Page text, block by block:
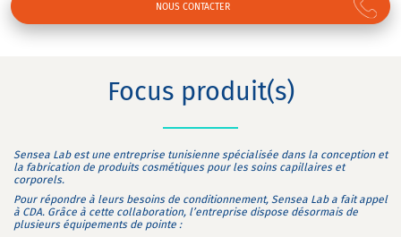
NOUS CONTACTER
Focus produit(s)
Sensea Lab est une entreprise tunisienne spécialisée dans la conception et
la fabrication de produits cosmétiques pour les soins capillaires et
corporels.
Pour répondre à leurs besoins de conditionnement, Sensea Lab a fait appel
à CDA. Grâce à cette collaboration, l’entreprise dispose désormais de
plusieurs équipements de pointe :